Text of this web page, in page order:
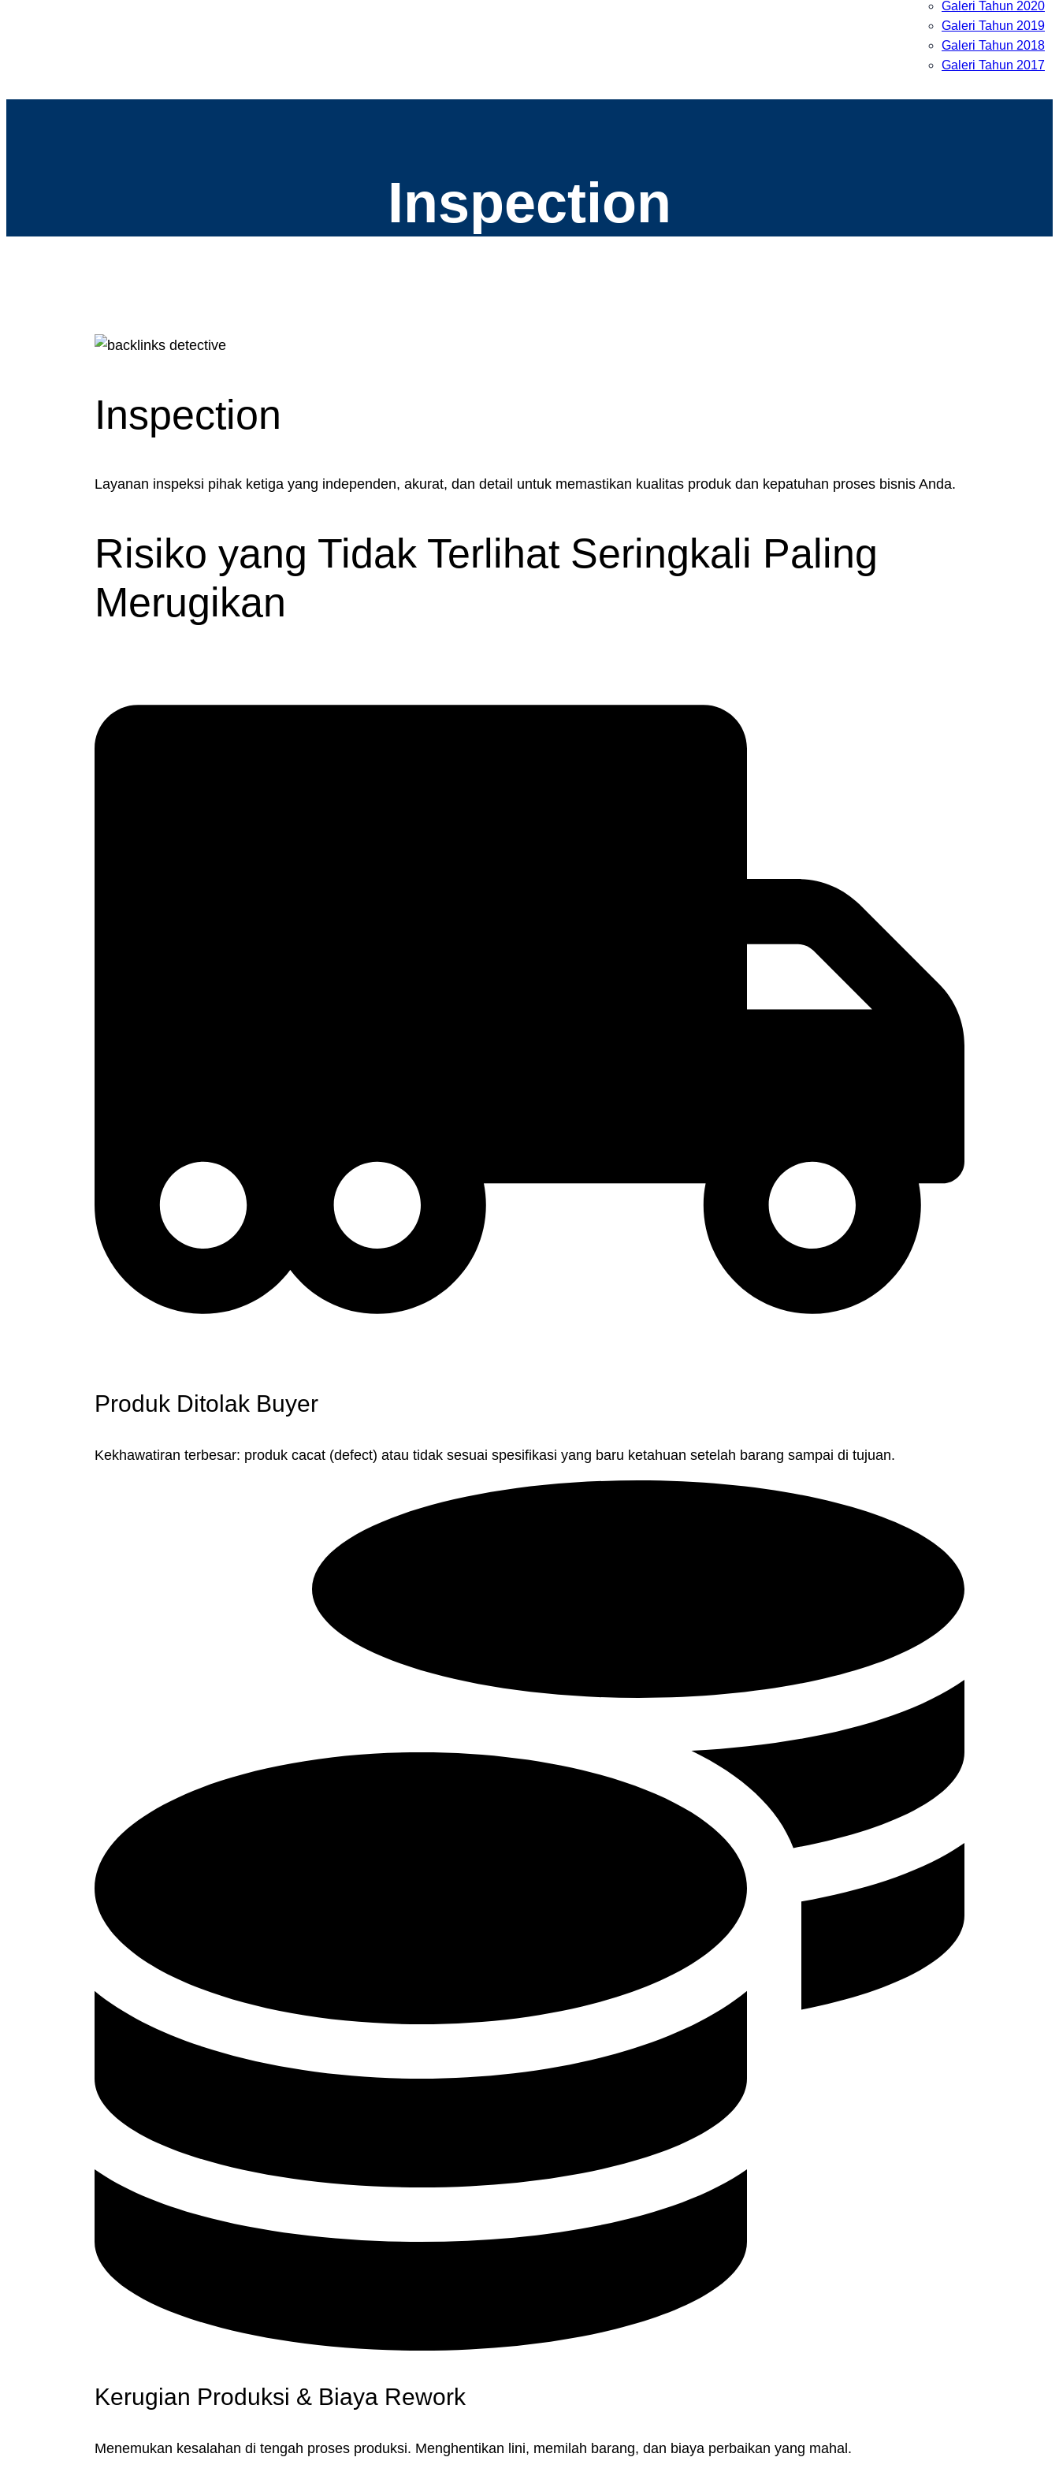
Galeri Tahun 2020
Galeri Tahun 2019
Galeri Tahun 2018
Galeri Tahun 2017
Inspection
Inspection
Layanan inspeksi pihak ketiga yang independen, akurat, dan detail untuk memastikan kualitas produk dan kepatuhan proses bisnis Anda.
Risiko yang Tidak Terlihat Seringkali Paling
Merugikan
Produk Ditolak Buyer
Kekhawatiran terbesar: produk cacat (defect) atau tidak sesuai spesifikasi yang baru ketahuan setelah barang sampai di tujuan.
Kerugian Produksi & Biaya Rework
Menemukan kesalahan di tengah proses produksi. Menghentikan lini, memilah barang, dan biaya perbaikan yang mahal.